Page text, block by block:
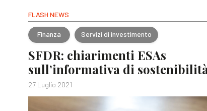
FLASH NEWS
Finanza Servizi di investimento
SFDR: chiarimenti ESAs
sull’informativa di sostenibilità
27 Luglio 2021